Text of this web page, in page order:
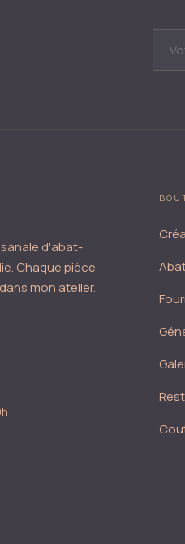
d'abat-
Chaque pièce
mon atelier.